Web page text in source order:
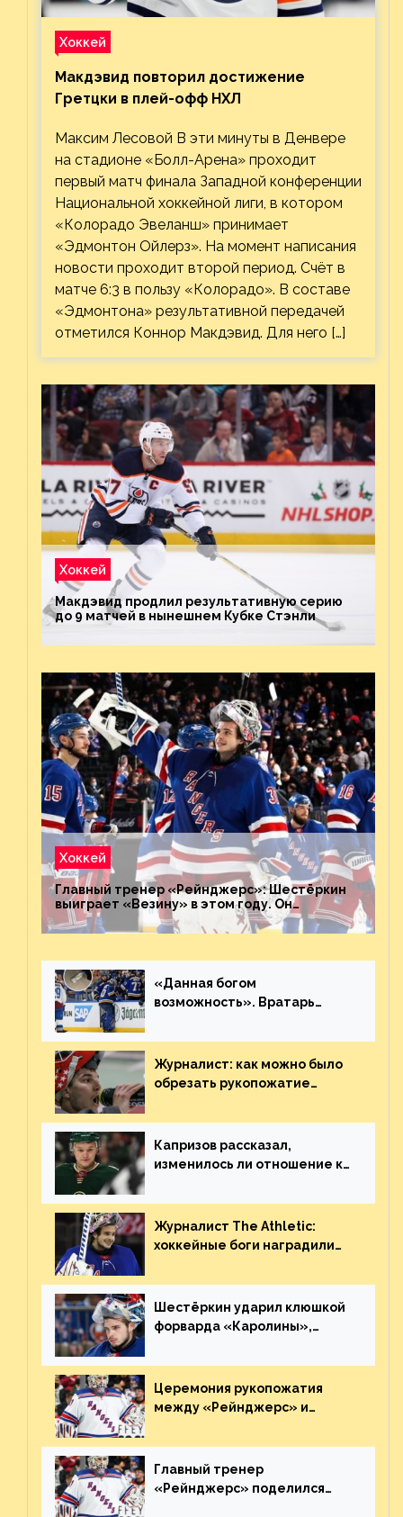
Хоккей
Макдэвид повторил достижение
Гретцки в плей-офф НХЛ
Максим Лесовой В эти минуты в Денвере
на стадионе «Болл-Арена» проходит
первый матч финала Западной конференции
Национальной хоккейной лиги, в котором
«Колорадо Эвеланш» принимает
«Эдмонтон Ойлерз». На момент написания
новости проходит второй период. Счёт в
матче 6:3 в пользу «Колорадо». В составе
«Эдмонтона» результативной передачей
отметился Коннор Макдэвид. Для него […]
Хоккей
Макдэвид продлил результативную серию
до 9 матчей в нынешнем Кубке Стэнли
Хоккей
Главный тренер «Рейнджерс»: Шестёркин
выиграет «Везину» в этом году. Он
невероятен
«Данная богом
возможность». Вратарь
броске бутылкой в Кадри
Журналист: как можно было
обрезать рукопожатие
Плохая работа, ESPN
Капризов рассказал,
изменилось ли отношение к
Украине
Журналист The Athletic:
хоккейные боги наградили
великолепную игру
Шестёркин ударил клюшкой
форварда «Каролины»,
пятаке. Видео
Церемония рукопожатия
между «Рейнджерс» и
матча плей-офф. Видео
Главный тренер
«Рейнджерс» поделился